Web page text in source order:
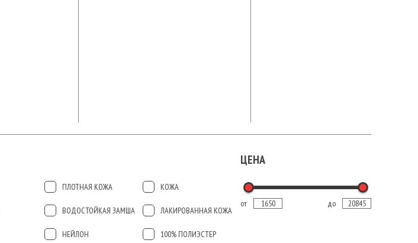
ПЛОТНАЯ КОЖА КОЖА
ВОДОСТОЙКАЯ ЗАМША ЛАКИРОВАННАЯ КОЖА
НЕЙЛОН 100% ПОЛИЭСТЕР
ЦЕНА
от до